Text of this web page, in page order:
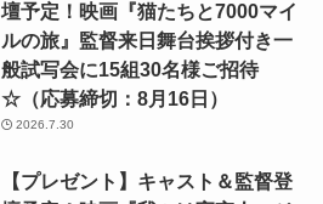
壇予定！映画『猫たちと7000マイ
ルの旅』監督来日舞台挨拶付き一
般試写会に15組30名様ご招待
☆（応募締切：8月16日）
2026.7.30
【プレゼント】キャスト＆監督登